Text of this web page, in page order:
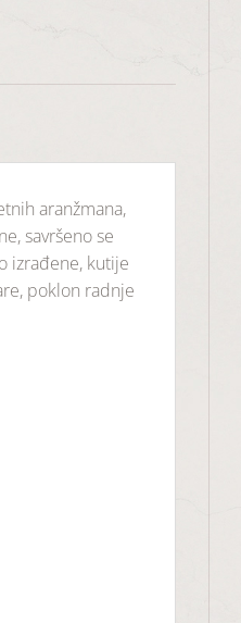
aranžmana,
savršeno se
izrađene, kutije
poklon radnje